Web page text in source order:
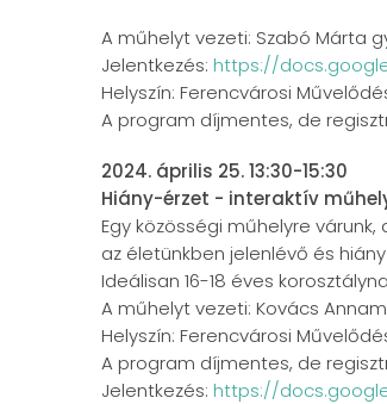
A műhelyt vezeti: Szabó Márta
Jelentkezés:https://
Helyszín: Ferencvárosi
A program díjmentes, de
2024. április 25. 13:30-15:30
Hiány-érzet - interaktív
Egy közösségi műhelyre
az életünkben jelenlévő és
Ideálisan 16-18 éves
A műhelyt vezeti: Kovács
Helyszín: Ferencvárosi
A program díjmentes, de
Jelentkezés:https://